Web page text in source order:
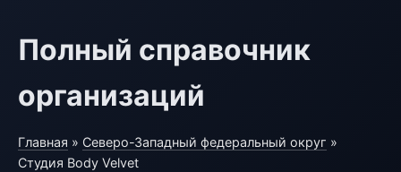
Полный справочник
организаций
Главная » Северо-Западный федеральный округ »
Студия Body Velvet